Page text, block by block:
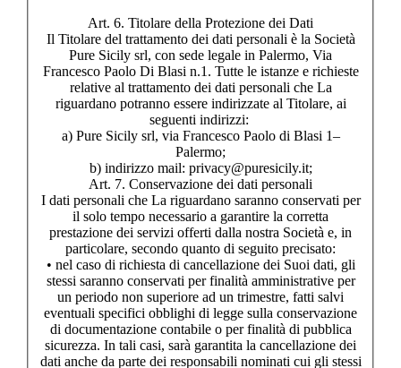
Art. 6. Titolare della Protezione dei Dati
Il Titolare del trattamento dei dati personali è la Società
Pure Sicily srl, con sede legale in Palermo, Via
Francesco Paolo Di Blasi n.1. Tutte le istanze e richieste
relative al trattamento dei dati personali che La
riguardano potranno essere indirizzate al Titolare, ai
seguenti indirizzi:
a) Pure Sicily srl, via Francesco Paolo di Blasi 1–
Palermo;
b) indirizzo mail: privacy@puresicily.it;
Art. 7. Conservazione dei dati personali
I dati personali che La riguardano saranno conservati per
il solo tempo necessario a garantire la corretta
prestazione dei servizi offerti dalla nostra Società e, in
particolare, secondo quanto di seguito precisato:
• nel caso di richiesta di cancellazione dei Suoi dati, gli
stessi saranno conservati per finalità amministrative per
un periodo non superiore ad un trimestre, fatti salvi
eventuali specifici obblighi di legge sulla conservazione
di documentazione contabile o per finalità di pubblica
sicurezza. In tali casi, sarà garantita la cancellazione dei
dati anche da parte dei responsabili nominati cui gli stessi